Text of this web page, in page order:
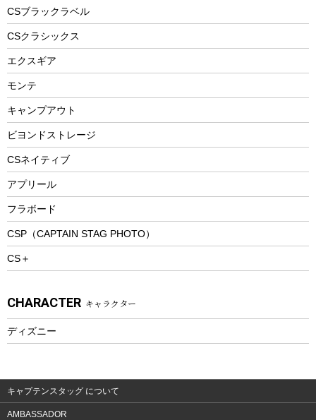
フードボトル
トレー
ランチョンマット
ランチボックス
ツール、他
アクセサリー
フローティングベスト
ヘルメット
エアーポンプ
ビーチテント
ウィンター
スノーシュー
防寒ウェア
トレッキング
トレッキングアクセサリー
プレイグッズ
ウェルネス
ウェア、タオル
ウェア
CSブラックラベル
CSクラシックス
エクスギア
モンテ
キャンプアウト
ビヨンドストレージ
CSネイティブ
アプリール
フラボード
CSP（CAPTAIN STAG PHOTO）
CS＋
CHARACTER キャラクター
ディズニー
キャプテンスタッグ について
AMBASSADOR